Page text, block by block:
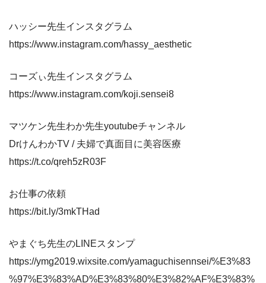
ハッシー先生インスタグラム
https://www.instagram.com/hassy_aesthetic
コーズぃ先生インスタグラム
https://www.instagram.com/koji.sensei8
マツケン先生わか先生youtubeチャンネル
DrけんわかTV / 夫婦で真面目に美容医療
https://t.co/qreh5zR03F
お仕事の依頼
https://bit.ly/3mkTHad
やまぐち先生のLINEスタンプ
https://ymg2019.wixsite.com/yamaguchisennsei/%E3%83
%97%E3%83%AD%E3%83%80%E3%82%AF%E3%83%